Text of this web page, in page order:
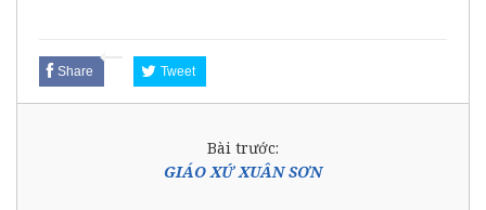
Share Tweet
Bài trước:
GIÁO XỨ XUÂN SƠN